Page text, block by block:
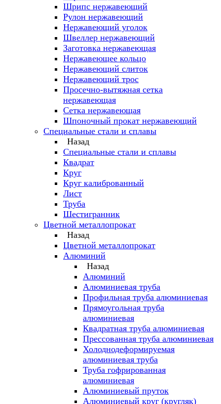
Шрипс нержавеющий
Рулон нержавеющий
Нержавеющий уголок
Швеллер нержавеющий
Заготовка нержавеющая
Нержавеющее кольцо
Нержавеющий слиток
Нержавеющий трос
Просечно-вытяжная сетка
нержавеющая
Сетка нержавеющая
Шпоночный прокат нержавеющий
Специальные стали и сплавы
Назад
Специальные стали и сплавы
Квадрат
Круг
Круг калиброванный
Лист
Труба
Шестигранник
Цветной металлопрокат
Назад
Цветной металлопрокат
Алюминий
Назад
Алюминий
Алюминиевая труба
Профильная труба алюминиевая
Прямоугольная труба
алюминиевая
Квадратная труба алюминиевая
Прессованная труба алюминиевая
Холоднодеформируемая
алюминиевая труба
Труба гофрированная
алюминиевая
Алюминиевый пруток
Алюминиевый круг (кругляк)